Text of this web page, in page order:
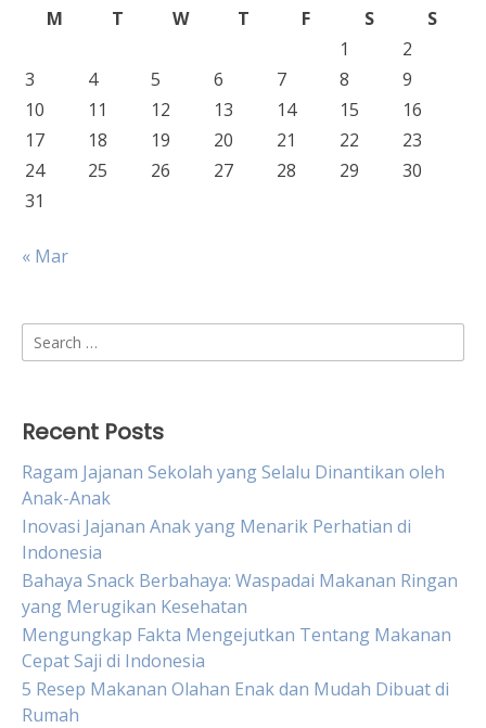
M
T W T F S
S
1
2
3
4 5 6 7 8
9
10
11 12 13 14 15
16
17
18 19 20 21 22
23
24
25 26 27 28 29
30
31
« Mar
Search
for:
Recent Posts
Ragam Jajanan Sekolah yang Selalu Dinantikan oleh
Anak-Anak
Inovasi Jajanan Anak yang Menarik Perhatian di
Indonesia
Bahaya Snack Berbahaya: Waspadai Makanan Ringan
yang Merugikan Kesehatan
Mengungkap Fakta Mengejutkan Tentang Makanan
Cepat Saji di Indonesia
5 Resep Makanan Olahan Enak dan Mudah Dibuat di
Rumah